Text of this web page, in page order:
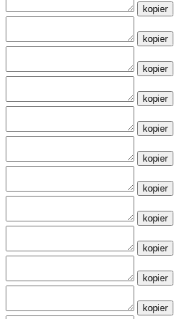
kopier
kopier
kopier
kopier
kopier
kopier
kopier
kopier
kopier
kopier
kopier